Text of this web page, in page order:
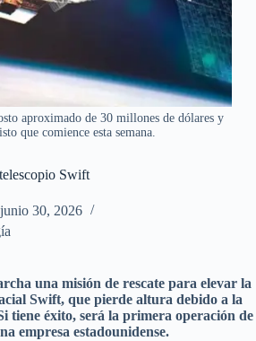
aproximado de 30 millones de dólares y
que comience esta semana.
Swift
junio 30, 2026
una misión de rescate para elevar la
Swift, que pierde altura debido a la
tiene éxito, será la primera operación de
empresa estadounidense.